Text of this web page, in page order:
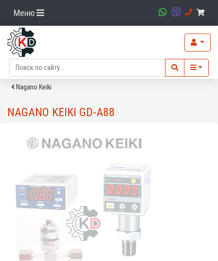
Меню
Nagano Keiki
NAGANO KEIKI GD-A88